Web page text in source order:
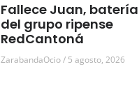
Fallece Juan, batería
del grupo ripense
RedCantoná
ZarabandaOcio 5 agosto, 2026